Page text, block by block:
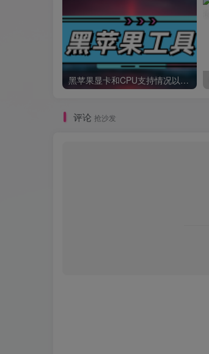
黑苹果显卡和CPU支持情况以及购买硬件防踩坑指南
评论 抢沙发